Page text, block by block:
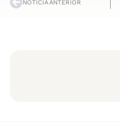
NOTÍCIA ANTERIOR